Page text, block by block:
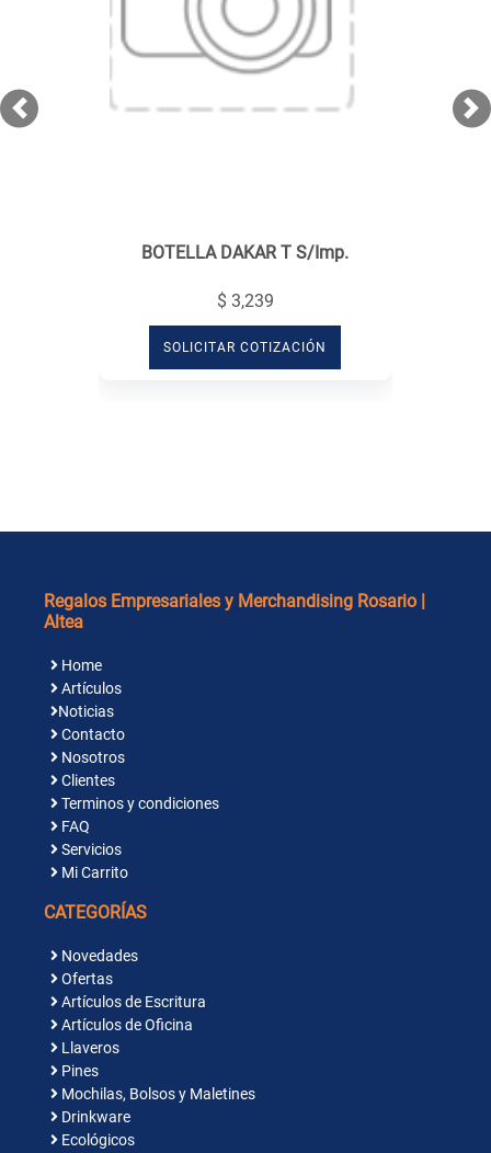
Previous
BOTELLA DAKAR T S/Imp.
$ 3,239
SOLICITAR COTIZACIÓN
Regalos Empresariales y Merchandising Rosario |
Altea
Home
Artículos
Noticias
Contacto
Nosotros
Clientes
Terminos y condiciones
FAQ
Servicios
Mi Carrito
CATEGORÍAS
Novedades
Ofertas
Artículos de Escritura
Artículos de Oficina
Llaveros
Pines
Mochilas, Bolsos y Maletines
Drinkware
Ecológicos